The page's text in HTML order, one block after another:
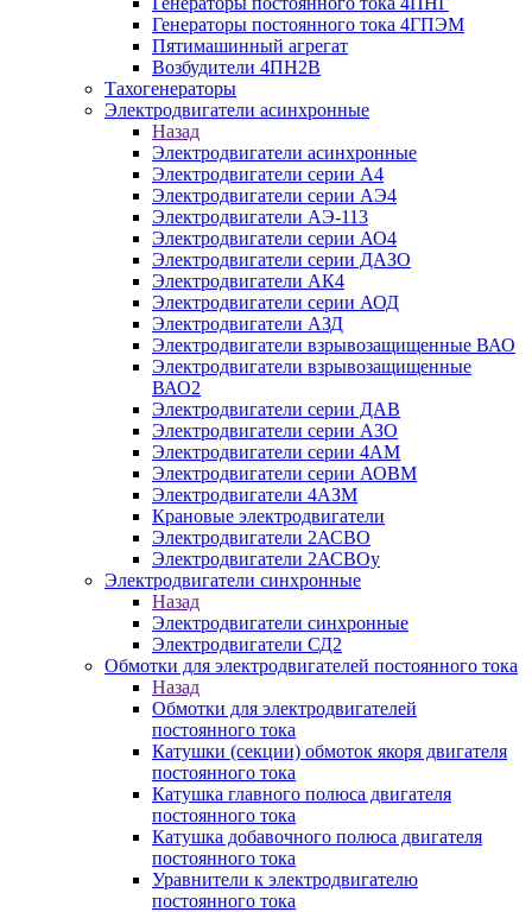
Генераторы постоянного тока 4ГПЭМ
Пятимашинный агрегат
Возбудители 4ПН2В
Тахогенераторы
Электродвигатели асинхронные
Назад
Электродвигатели асинхронные
Электродвигатели серии А4
Электродвигатели серии АЭ4
Электродвигатели АЭ-113
Электродвигатели серии АО4
Электродвигатели серии ДАЗО
Электродвигатели АК4
Электродвигатели серии АОД
Электродвигатели АЗД
Электродвигатели взрывозащищенные ВАО
Электродвигатели взрывозащищенные
ВАО2
Электродвигатели серии ДАВ
Электродвигатели серии АЗО
Электродвигатели серии 4АМ
Электродвигатели серии АОВМ
Электродвигатели 4АЗМ
Крановые электродвигатели
Электродвигатели 2АСВО
Электродвигатели 2АСВОу
Электродвигатели синхронные
Назад
Электродвигатели синхронные
Электродвигатели СД2
Обмотки для электродвигателей постоянного тока
Назад
Обмотки для электродвигателей
постоянного тока
Катушки (секции) обмоток якоря двигателя
постоянного тока
Катушка главного полюса двигателя
постоянного тока
Катушка добавочного полюса двигателя
постоянного тока
Уравнители к электродвигателю
постоянного тока